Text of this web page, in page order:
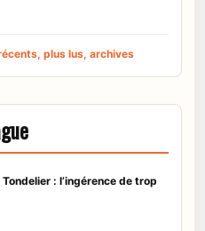
plus lus, archives
: l’ingérence de trop